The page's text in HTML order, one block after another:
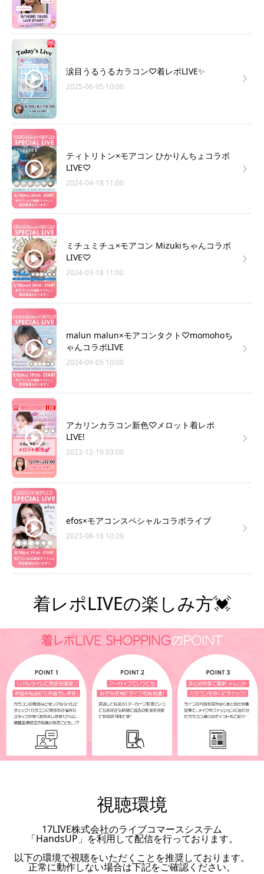
涙目うるうるカラコン♡着レポLIVE✨
2025-06-05 10:00
ティトリトン×モアコン ひかりんちょコラボ
LIVE♡
2024-04-18 11:00
ミチュミチュ×モアコン Mizukiちゃんコラボ
LIVE♡
2024-03-18 11:00
malun malun×モアコンタクト♡momohoち
ゃんコラボLIVE
2024-09-05 10:00
アカリンカラコン新色♡メロット着レポ
LIVE!
2023-12-19 03:00
efos×モアコンスペシャルコラボライブ
2023-08-18 10:29
着レポLIVEの楽しみ方💓
視聴環境
17LIVE株式会社のライブコマースシステム
「HandsUP」を利用して配信を行っております。
以下の環境で視聴をいただくことを推奨しております。
正常に動作しない場合は下記をご確認ください。